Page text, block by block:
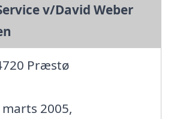
v/David Weber
Præstø
2005,